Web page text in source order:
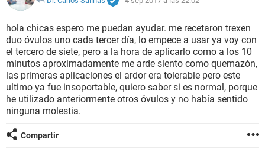
SEXUALIDAD
GLOSARIO
hola chicas espero me puedan ayudar. me recetaron trexen
duo óvulos uno cada tercer día, lo empece a usar ya voy con
el tercero de siete, pero a la hora de aplicarlo como a los 10
minutos aproximadamente me arde siento como quemazón,
las primeras aplicaciones el ardor era tolerable pero este
ultimo ya fue insoportable, quiero saber si es normal, porque
he utilizado anteriormente otros óvulos y no había sentido
ninguna molestia.
Compartir